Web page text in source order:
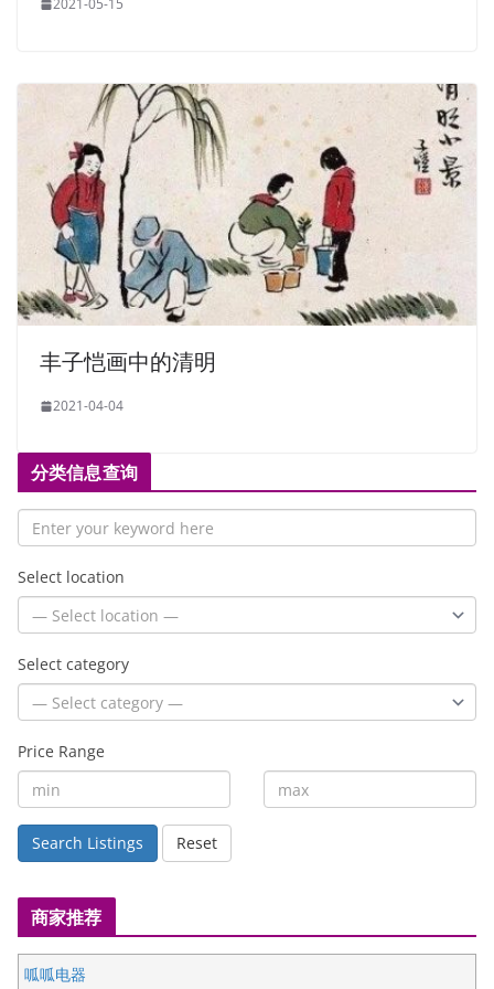
2021-05-15
丰子恺画中的清明
2021-04-04
分类信息查询
Select location
Select category
Price Range
Search Listings Reset
商家推荐
呱呱电器